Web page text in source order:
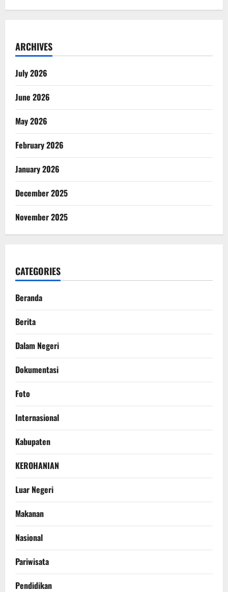
ARCHIVES
July 2026
June 2026
May 2026
February 2026
January 2026
December 2025
November 2025
CATEGORIES
Beranda
Berita
Dalam Negeri
Dokumentasi
Foto
Internasional
Kabupaten
KEROHANIAN
Luar Negeri
Makanan
Nasional
Pariwisata
Pendidikan